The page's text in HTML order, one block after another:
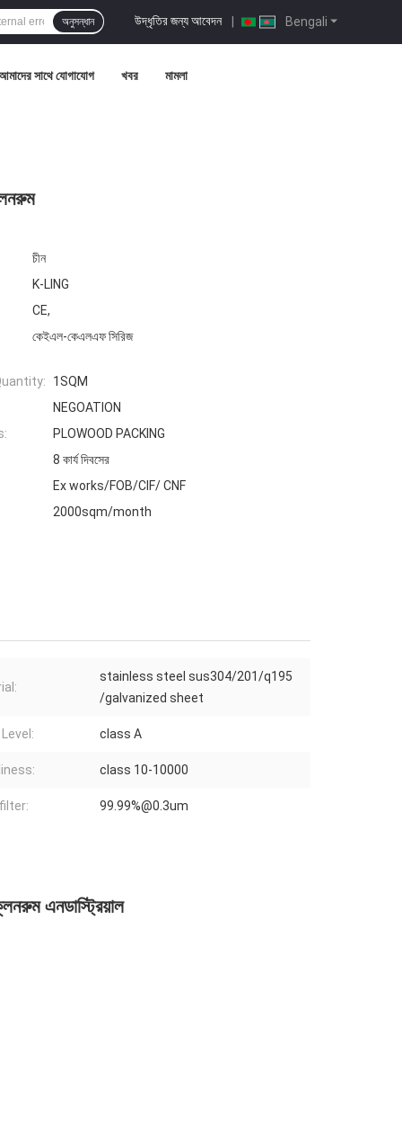
Bengali
উদ্ধৃতির জন্য আবেদন |
অনুসন্ধান
সাথে যোগাযোগ খবর মামলা
চীন
K-LING
CE,
কেইএল-কেএলএফ সিরিজ
1SQM
NEGOATION
PLOWOOD PACKING
8 কার্য দিবসের
Ex works/FOB/CIF/ CNF
2000sqm/month
stainless steel sus304/201/q195
/galvanized sheet
class A
class 10-10000
99.99%@0.3um
এনডাস্ট্রিয়াল